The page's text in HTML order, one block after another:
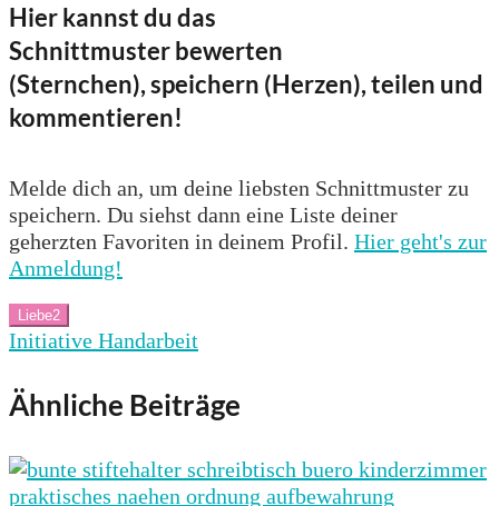
Hier kannst du das
Schnittmuster bewerten
(Sternchen), speichern (Herzen), teilen und
kommentieren!
Melde dich an, um deine liebsten Schnittmuster zu
speichern. Du siehst dann eine Liste deiner
geherzten Favoriten in deinem Profil. Hier geht's zur
Anmeldung!
Liebe2
Initiative Handarbeit
Ähnliche Beiträge